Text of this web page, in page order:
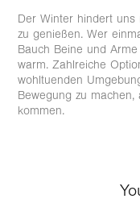
Der Winter hindert uns
zu genießen. Wer
Bauch Beine und
warm. Zahlreiche
wohltuenden
Bewegung zu
kommen.